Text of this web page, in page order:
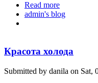
Read more
admin's blog
Красота холода
Submitted by danila on Sat,